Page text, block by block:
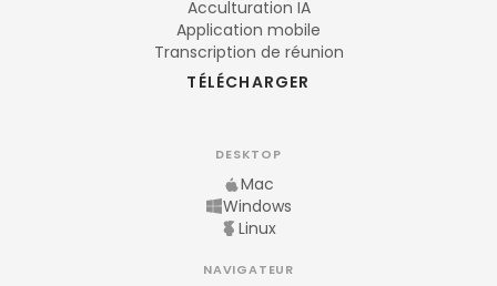
Acculturation IA
Application mobile
Transcription de réunion
TÉLÉCHARGER
DESKTOP
Mac
Windows
Linux
NAVIGATEUR